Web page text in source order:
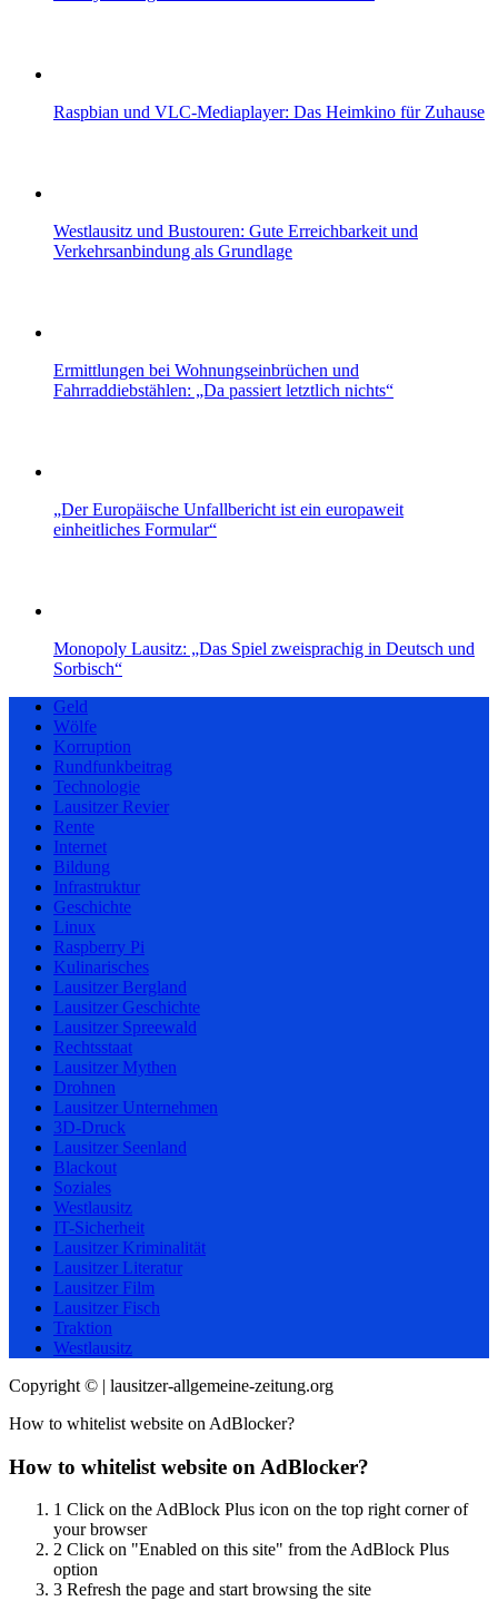
Raspbian und VLC-Mediaplayer: Das Heimkino für Zuhause
Westlausitz und Bustouren: Gute Erreichbarkeit und
Verkehrsanbindung als Grundlage
Ermittlungen bei Wohnungseinbrüchen und
Fahrraddiebstählen: „Da passiert letztlich nichts“
„Der Europäische Unfallbericht ist ein europaweit
einheitliches Formular“
Monopoly Lausitz: „Das Spiel zweisprachig in Deutsch und
Sorbisch“
Geld
Wölfe
Korruption
Rundfunkbeitrag
Technologie
Lausitzer Revier
Rente
Internet
Bildung
Infrastruktur
Geschichte
Linux
Raspberry Pi
Kulinarisches
Lausitzer Bergland
Lausitzer Geschichte
Lausitzer Spreewald
Rechtsstaat
Lausitzer Mythen
Drohnen
Lausitzer Unternehmen
3D-Druck
Lausitzer Seenland
Blackout
Soziales
Westlausitz
IT-Sicherheit
Lausitzer Kriminalität
Lausitzer Literatur
Lausitzer Film
Lausitzer Fisch
Traktion
Westlausitz
Copyright © | lausitzer-allgemeine-zeitung.org
How to whitelist website on AdBlocker?
How to whitelist website on AdBlocker?
1 Click on the AdBlock Plus icon on the top right corner of
your browser
2 Click on "Enabled on this site" from the AdBlock Plus
option
3 Refresh the page and start browsing the site